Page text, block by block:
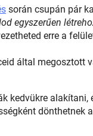
során csupán pár
egyszerűen
erre a
által megosztott
kedvükre alakítani,
dönthetnek